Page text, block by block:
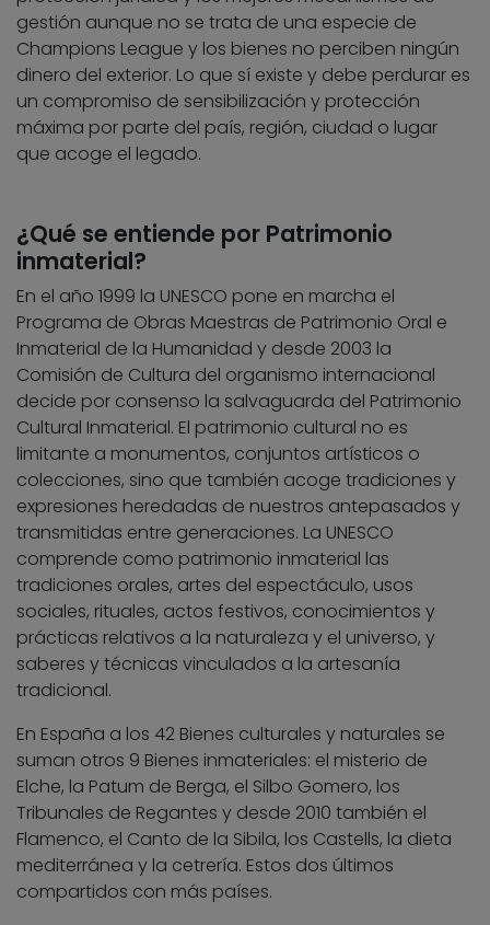
gestión aunque no se trata de una especie de
Champions League y los bienes no perciben ningún
dinero del exterior. Lo que sí existe y debe perdurar es
un compromiso de sensibilización y protección
máxima por parte del país, región, ciudad o lugar
que acoge el legado.
¿Qué se entiende por Patrimonio
inmaterial?
En el año 1999 la UNESCO pone en marcha el
Programa de Obras Maestras de Patrimonio Oral e
Inmaterial de la Humanidad y desde 2003 la
Comisión de Cultura del organismo internacional
decide por consenso la salvaguarda del Patrimonio
Cultural Inmaterial. El patrimonio cultural no es
limitante a monumentos, conjuntos artísticos o
colecciones, sino que también acoge tradiciones y
expresiones heredadas de nuestros antepasados y
transmitidas entre generaciones. La UNESCO
comprende como patrimonio inmaterial las
tradiciones orales, artes del espectáculo, usos
sociales, rituales, actos festivos, conocimientos y
prácticas relativos a la naturaleza y el universo, y
saberes y técnicas vinculados a la artesanía
tradicional.
En España a los 42 Bienes culturales y naturales se
suman otros 9 Bienes inmateriales: el misterio de
Elche, la Patum de Berga, el Silbo Gomero, los
Tribunales de Regantes y desde 2010 también el
Flamenco, el Canto de la Sibila, los Castells, la dieta
mediterránea y la cetrería. Estos dos últimos
compartidos con más países.